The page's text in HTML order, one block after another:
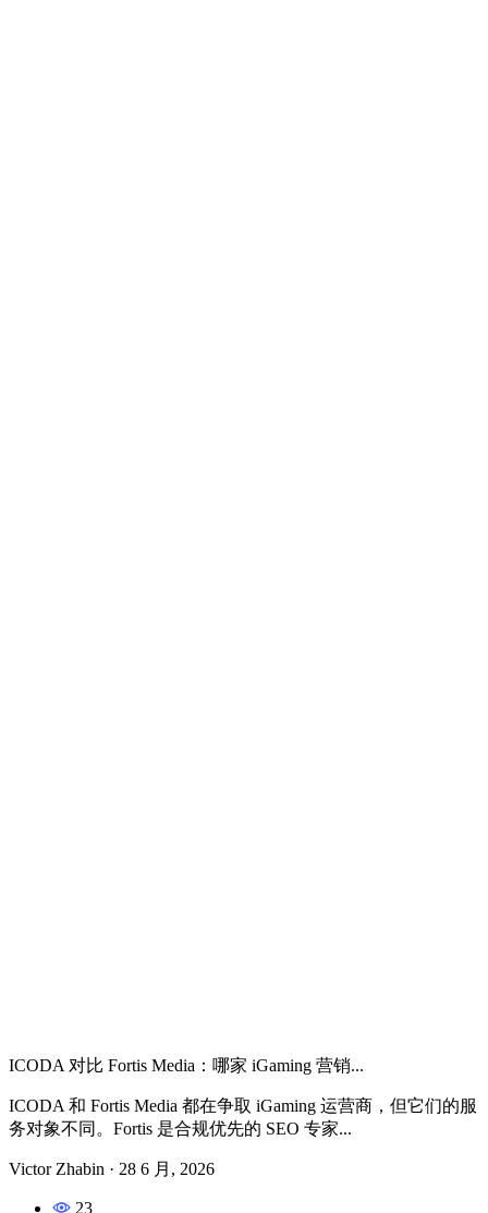
ICODA 对比 Fortis Media：哪家 iGaming 营销...
ICODA 和 Fortis Media 都在争取 iGaming 运营商，但它们的服
务对象不同。Fortis 是合规优先的 SEO 专家...
Victor Zhabin · 28 6 月, 2026
23